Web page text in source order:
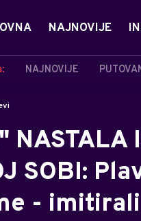
NAJNOVIJE
NAJNOVIJE
NASTALA
SOBI:
-